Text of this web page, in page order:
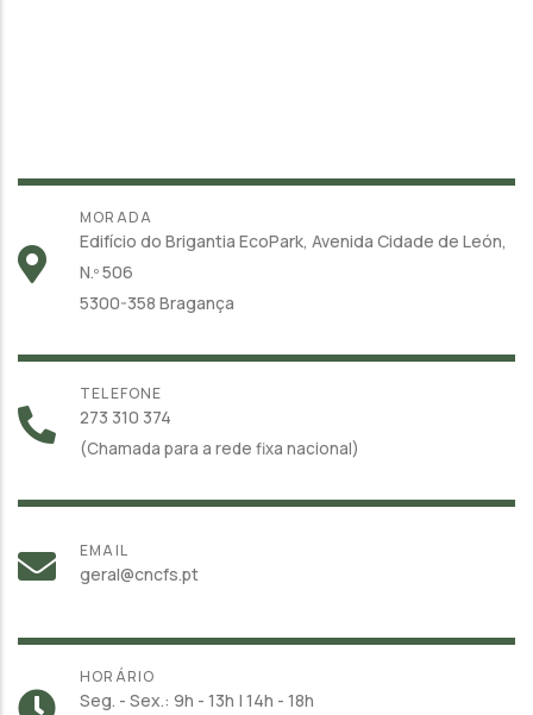
MORADA
Edifício do Brigantia EcoPark, Avenida Cidade de León,
N.º 506
5300-358 Bragança
TELEFONE
273 310 374
(Chamada para a rede fixa nacional)
EMAIL
geral@cncfs.pt
HORÁRIO
Seg. - Sex.: 9h - 13h | 14h - 18h